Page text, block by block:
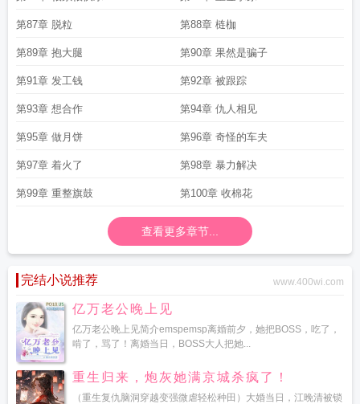
第87章 脱粒 第88章 梿枷
第89章 抱大腿 第90章 果然是骗子
第91章 发工钱 第92章 被跟踪
第93章 想合作 第94章 仇人相见
第95章 做月饼 第96章 奇怪的车夫
第97章 着火了 第98章 暴力解决
第99章 重整旗鼓 第100章 收棉花
查看更多章节...
完结小说推荐 www.400wi.com
亿万老公晚上见
亿万老公晚上见简介emspemsp离婚前夕，她把BOSS，吃了，
啃了，骂了！离婚当日，BOSS大人把她...
重生归来，炮灰她满京城杀疯了！
（重生复仇脑洞穿越变强微虐轻松种田）大婚当日，江晚清被锁